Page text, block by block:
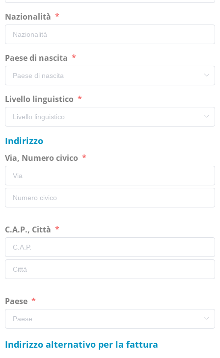
Nazionalità
Paese di nascita
Livello linguistico
Indirizzo
Via, Numero civico
C.A.P., Città
Paese
Indirizzo alternativo per la fattura